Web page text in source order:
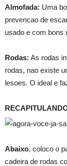
Almofada: Uma
prevencao de
usado e com bons
Rodas: As rodas
rodas, nao existe
lesoes. O ideal e
Abaixo, coloco o
cadeira de rodas